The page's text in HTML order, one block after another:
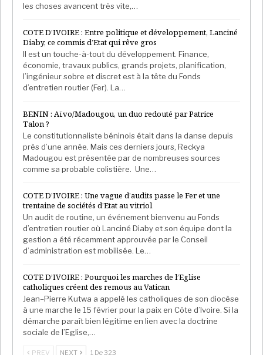
les choses avancent très vite,…
COTE D’IVOIRE : Entre politique et développement, Lanciné
Diaby, ce commis d’Etat qui rêve gros
Il est un touche-à-tout du développement. Finance,
économie, travaux publics, grands projets, planification,
l’ingénieur sobre et discret est à la tête du Fonds
d’entretien routier (Fer). La…
BENIN : Aïvo/Madougou, un duo redouté par Patrice
Talon ?
Le constitutionnaliste béninois était dans la danse depuis
près d’une année. Mais ces derniers jours, Reckya
Madougou est présentée par de nombreuses sources
comme sa probable colistière. Une…
COTE D’IVOIRE : Une vague d’audits passe le Fer et une
trentaine de sociétés d’Etat au vitriol
Un audit de routine, un événement bienvenu au Fonds
d’entretien routier où Lanciné Diaby et son équipe dont la
gestion a été récemment approuvée par le Conseil
d’administration est mobilisée. Le…
COTE D’IVOIRE : Pourquoi les marches de l’Eglise
catholiques créent des remous au Vatican
Jean–Pierre Kutwa a appelé les catholiques de son diocèse
à une marche le 15 février pour la paix en Côte d’Ivoire. Si la
démarche paraît bien légitime en lien avec la doctrine
sociale de l’Eglise,…
PREV NEXT 1 De 323